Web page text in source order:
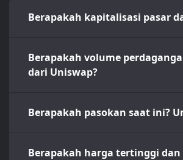
Berapakah kapitalisasi pasar
Berapakah volume
dari Uniswap?
Berapakah pasokan saat ini?
Berapakah harga tertinggi